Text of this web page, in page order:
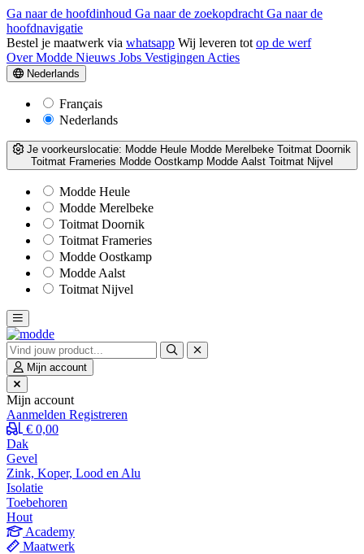
Ga naar de hoofdinhoud Ga naar de zoekopdracht Ga naar de
hoofdnavigatie
Bestel je maatwerk via whatsapp Wij leveren tot op de werf
Over Modde Nieuws Jobs Vestigingen Acties
Nederlands
Français
Nederlands
Je voorkeurslocatie: Modde Heule Modde Merelbeke Toitmat Doornik
Toitmat Frameries Modde Oostkamp Modde Aalst Toitmat Nijvel
Modde Heule
Modde Merelbeke
Toitmat Doornik
Toitmat Frameries
Modde Oostkamp
Modde Aalst
Toitmat Nijvel
Mijn account
Mijn account
Aanmelden Registreren
€ 0,00
Dak
Gevel
Zink, Koper, Lood en Alu
Isolatie
Toebehoren
Hout
Academy
Maatwerk